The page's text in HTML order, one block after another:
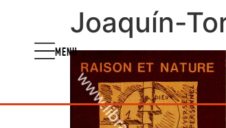
MENU
Joaquín-